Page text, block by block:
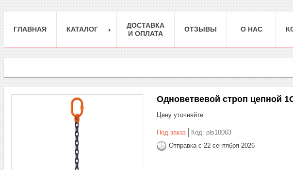
ГЛАВНАЯ КАТАЛОГ
ДОСТАВКА
И ОПЛАТА
ОТЗЫВЫ О НАС
Одноветвевой строп цепной
Цену уточняйте
Под заказ Код: pls10063
Отправка с 22 сентября 2026